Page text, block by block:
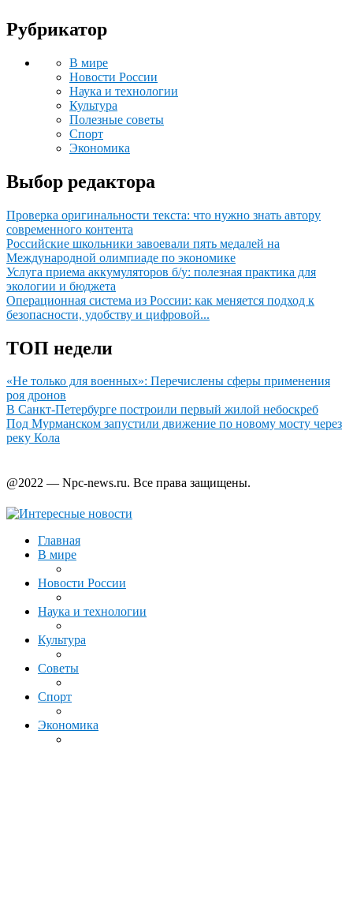
Рубрикатор
В мире
Новости России
Наука и технологии
Культура
Полезные советы
Спорт
Экономика
Выбор редактора
Проверка оригинальности текста: что нужно знать автору
современного контента
Российские школьники завоевали пять медалей на
Международной олимпиаде по экономике
Услуга приема аккумуляторов б/у: полезная практика для
экологии и бюджета
Операционная система из России: как меняется подход к
безопасности, удобству и цифровой...
ТОП недели
«Не только для военных»: Перечислены сферы применения
роя дронов
В Санкт-Петербурге построили первый жилой небоскреб
Под Мурманском запустили движение по новому мосту через
реку Кола
@2022 — Npc-news.ru. Все права защищены.
Главная
В мире
Новости России
Наука и технологии
Культура
Советы
Спорт
Экономика